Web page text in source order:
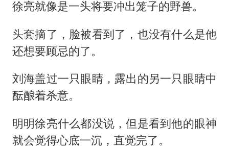
徐亮就像是一头将要冲出笼子的野兽。
头套摘了，脸被看到了，也没有什么是他
还想要顾忌的了。
刘海盖过一只眼睛，露出的另一只眼睛中
酝酿着杀意。
明明徐亮什么都没说，但是看到他的眼神
就会觉得心底一沉，直觉完了。